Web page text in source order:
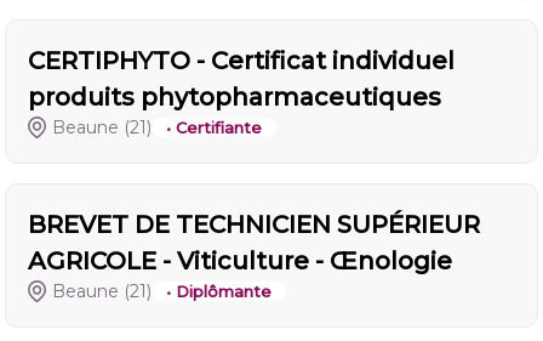
CERTIPHYTO - Certificat individuel
produits phytopharmaceutiques
Beaune (21) • Certifiante
BREVET DE TECHNICIEN SUPÉRIEUR
AGRICOLE - Viticulture - Œnologie
Beaune (21) • Diplômante